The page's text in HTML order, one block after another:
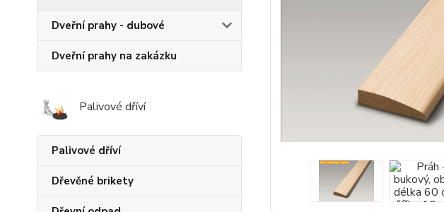
Dveřní prahy - dubové
Dveřní prahy na zakázku
Palivové dříví
Palivové dříví
Dřevěné brikety